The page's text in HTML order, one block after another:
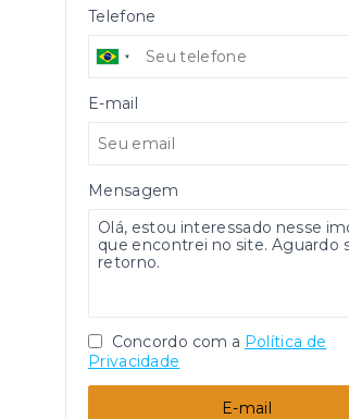
Telefone
E-mail
Mensagem
Concordo com a Política de
Privacidade
E-mail